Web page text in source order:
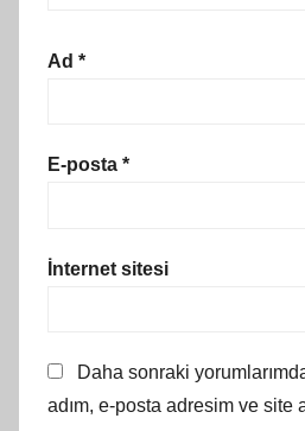
Ad *
E-posta *
İnternet sitesi
Daha sonraki
adım, e-posta adresim ve site